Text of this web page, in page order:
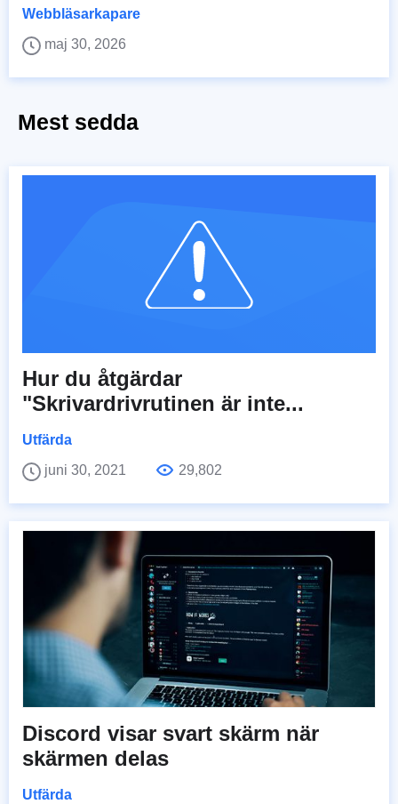
Webbläsarkapare
maj 30, 2026
Mest sedda
Hur du åtgärdar
"Skrivardrivrutinen är inte...
Utfärda
juni 30, 2021
29,802
Discord visar svart skärm när
skärmen delas
Utfärda